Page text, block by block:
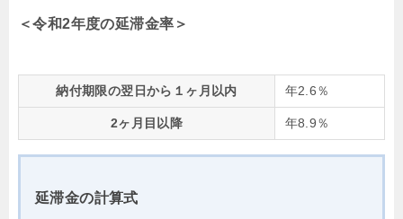
＜令和2年度の延滞金率＞
納付期限の翌日から１ヶ月以内 年2.6％
2ヶ月目以降 年8.9％
延滞金の計算式